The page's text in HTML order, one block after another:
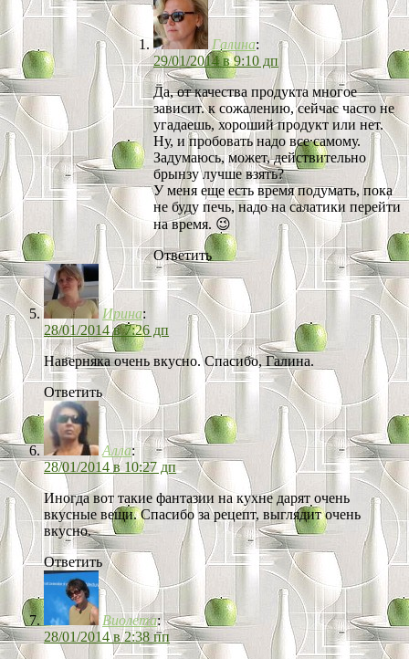
Галина:
29/01/2014 в 9:10 дп
Да, от качества продукта многое
зависит. к сожалению, сейчас часто не
угадаешь, хороший продукт или нет.
Ну, и пробовать надо все самому.
Задумаюсь, может, действительно
брынзу лучше взять?
У меня еще есть время подумать, пока
не буду печь, надо на салатики перейти
на время. 😉
Ответить
Ирина:
28/01/2014 в 7:26 дп
Наверняка очень вкусно. Спасибо, Галина.
Ответить
Алла:
28/01/2014 в 10:27 дп
Иногда вот такие фантазии на кухне дарят очень
вкусные вещи. Спасибо за рецепт, выглядит очень
вкусно.
Ответить
Виолета:
28/01/2014 в 2:38 пп